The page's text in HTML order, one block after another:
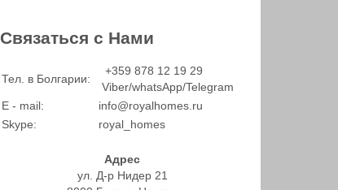
Связаться с Нами
Тел. в Болгарии:
+359 878 12 19 29
Viber/whatsApp/Telegram
E - mail:
info@royalhomes.ru
Skype:
royal_homes
Адрес
ул. Д-р Нидер 21